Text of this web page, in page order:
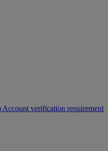
Account verification requirement